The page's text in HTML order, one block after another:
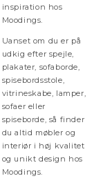
inspiration hos
Moodings.
Uanset om du er på
udkig efter spejle,
plakater, sofaborde,
spisebordsstole,
vitrineskabe, lamper,
sofaer eller
spiseborde, så finder
du altid møbler og
interiør i høj kvalitet
og unikt design hos
Moodings.